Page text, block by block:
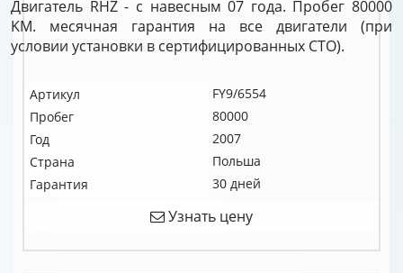
Двигатель RHZ - с навесным 07 года. Пробег 80000
KM. месячная гарантия на все двигатели (при
условии установки в сертифицированных СТО).
Артикул
FY9/6554
Пробег
80000
Год
2007
Страна
Польша
Гарантия
30 дней
Узнать цену